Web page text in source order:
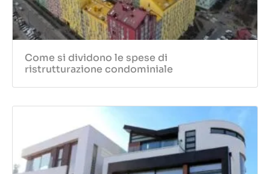
Come si dividono le spese di
ristrutturazione condominiale